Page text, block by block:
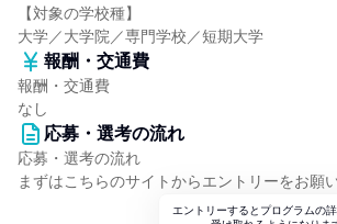
【対象の学校種】
大学／大学院／専門学校／短期大学
報酬・交通費
報酬・交通費
なし
応募・選考の流れ
応募・選考の流れ
まずはこちらのサイトからエントリーをお願
エントリーするとプログラムの